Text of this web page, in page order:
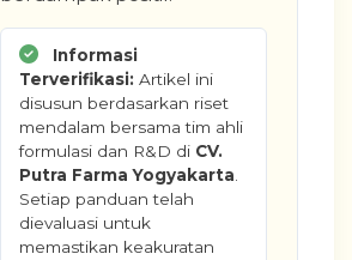
Informasi
Terverifikasi: Artikel ini
disusun berdasarkan riset
mendalam bersama tim ahli
formulasi dan R&D di CV.
Putra Farma Yogyakarta.
Setiap panduan telah
dievaluasi untuk
memastikan keakuratan